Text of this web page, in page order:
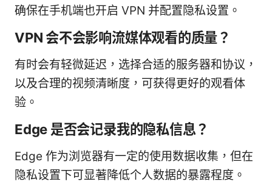
确保在手机端也开启 VPN 并配置隐私设置。
VPN 会不会影响流媒体观看的质量？
有时会有轻微延迟，选择合适的服务器和协议，
以及合理的视频清晰度，可获得更好的观看体
验。
Edge 是否会记录我的隐私信息？
Edge 作为浏览器有一定的使用数据收集，但在
隐私设置下可显著降低个人数据的暴露程度。